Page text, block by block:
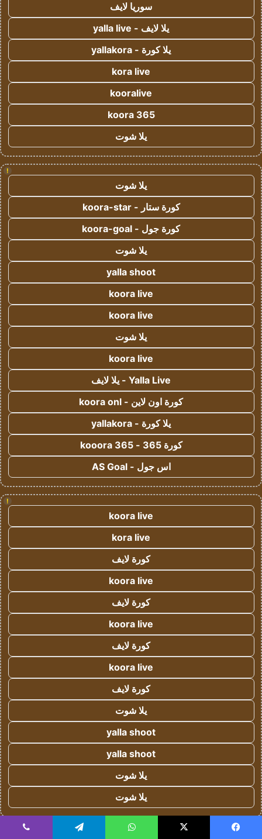
سوريا لايف
يلا لايف - yalla live
يلا كورة - yallakora
kora live
kooralive
koora 365
يلا شوت
!
يلا شوت
كورة ستار - koora-star
كورة جول - koora-goal
يلا شوت
yalla shoot
koora live
koora live
يلا شوت
koora live
Yalla Live - يلا لايف
كورة اون لاين - koora onl
يلا كورة - yallakora
كورة 365 - kooora 365
اس جول - AS Goal
!
koora live
kora live
كورة لايف
koora live
كورة لايف
koora live
كورة لايف
koora live
كورة لايف
يلا شوت
yalla shoot
yalla shoot
يلا شوت
يلا شوت